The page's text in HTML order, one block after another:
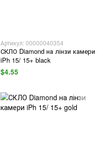
Артикул: 00000040354
СКЛО Diamond на лінзи камери
iPh 15/ 15+ black
$4.55